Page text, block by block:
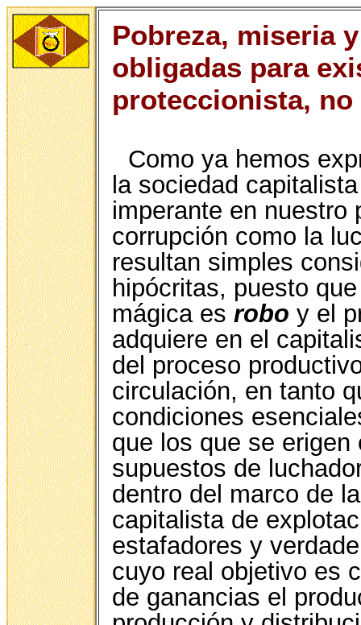
Pobreza, miseria
obligadas para
proteccionista,
Como ya hemos
la sociedad
imperante en nuestro
corrupción como la
resultan simples
hipócritas, puesto
mágica es robo y el
adquiere en el
del proceso
circulación, en tanto
condiciones
que los que se
supuestos de
dentro del marco de
capitalista de
estafadores y
cuyo real objetivo es
de ganancias el